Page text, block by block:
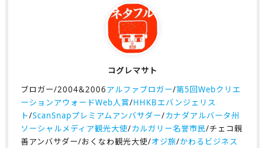
コグレマサト
ブロガー/2004&2006アルファブロガー/第5回Webクリエ
ーションアウォードWeb人賞/HHKBエバンジェリス
ト/ScanSnapプレミアムアンバサダー/カナダアルバータ州
ソーシャルメディア観光大使/カルガリー名誉市民/チェコ親
善アンバサダー/おくなわ観光大使/オジ旅/かわるビジネス